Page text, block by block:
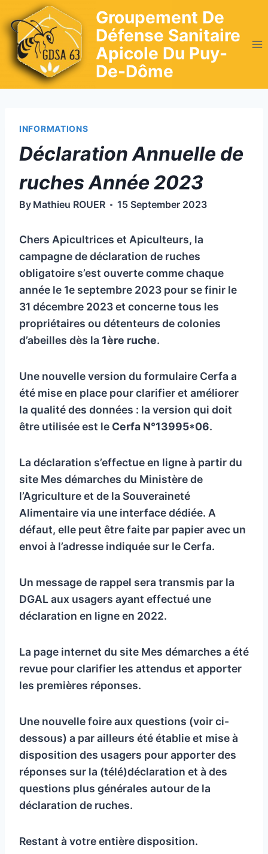
to
content
Groupement De
Défense Sanitaire
Apicole Du Puy-
De-Dôme
INFORMATIONS
Déclaration Annuelle de
ruches Année 2023
By Mathieu ROUER 15 September 2023
Chers Apicultrices et Apiculteurs, la
campagne de déclaration de ruches
obligatoire s’est ouverte comme chaque
année le 1e septembre 2023 pour se finir le
31 décembre 2023 et concerne tous les
propriétaires ou détenteurs de colonies
d’abeilles dès la 1ère ruche.
Une nouvelle version du formulaire Cerfa a
été mise en place pour clarifier et améliorer
la qualité des données : la version qui doit
être utilisée est le Cerfa N°13995*06.
La déclaration s’effectue en ligne à partir du
site Mes démarches du Ministère de
l’Agriculture et de la Souveraineté
Alimentaire via une interface dédiée. A
défaut, elle peut être faite par papier avec un
envoi à l’adresse indiquée sur le Cerfa.
Un message de rappel sera transmis par la
DGAL aux usagers ayant effectué une
déclaration en ligne en 2022.
La page internet du site Mes démarches a été
revue pour clarifier les attendus et apporter
les premières réponses.
Une nouvelle foire aux questions (voir ci-
dessous) a par ailleurs été établie et mise à
disposition des usagers pour apporter des
réponses sur la (télé)déclaration et à des
questions plus générales autour de la
déclaration de ruches.
Restant à votre entière disposition.